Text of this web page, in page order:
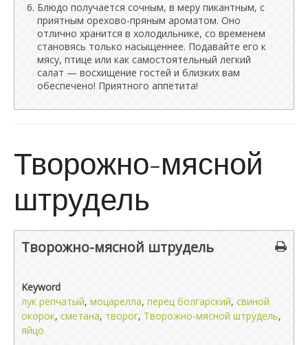
Блюдо получается сочным, в меру пикантным, с
приятным орехово-пряным ароматом. Оно
отлично хранится в холодильнике, со временем
становясь только насыщеннее. Подавайте его к
мясу, птице или как самостоятельный легкий
салат — восхищение гостей и близких вам
обеспечено! Приятного аппетита!
Творожно-мясной
штрудель
Творожно-мясной штрудель
Keyword
лук репчатый, моцарелла, перец болгарский, свиной
окорок, сметана, творог, Творожно-мясной штрудель,
яйцо